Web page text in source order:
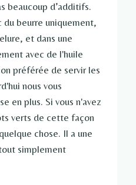
beaucoup d’additifs.
du beurre uniquement,
et dans une
avec de l'huile
préférée de servir les
nous vous
en plus. Si vous n'avez
verts de cette façon
chose. Il a une
simplement